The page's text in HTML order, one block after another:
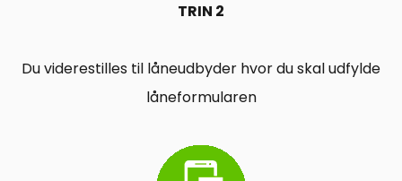
TRIN 2
Du viderestilles til låneudbyder hvor du skal udfylde
låneformularen